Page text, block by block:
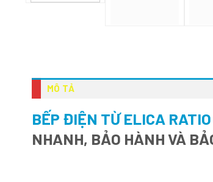
MÔ TẢ
BẾP ĐIỆN TỪ ELICA
NHANH, BẢO HÀNH VÀ